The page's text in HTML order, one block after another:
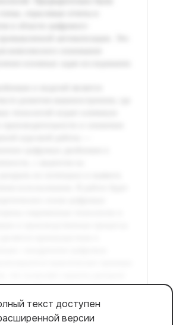
Полный текст доступен
в расширенной версии